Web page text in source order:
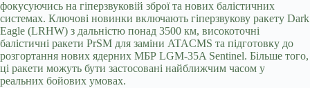
фокусуючись на гіперзвуковій зброї та нових балістичних
системах. Ключові новинки включають гіперзвукову ракету Dark
Eagle (LRHW) з дальністю понад 3500 км, високоточні
балістичні ракети PrSM для заміни ATACMS та підготовку до
розгортання нових ядерних МБР LGM-35A Sentinel. Більше того,
ці ракети можуть бути застосовані найближчим часом у
реальних бойових умовах.